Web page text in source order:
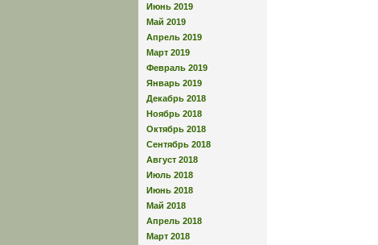
Июнь 2019
Май 2019
Апрель 2019
Март 2019
Февраль 2019
Январь 2019
Декабрь 2018
Ноябрь 2018
Октябрь 2018
Сентябрь 2018
Август 2018
Июль 2018
Июнь 2018
Май 2018
Апрель 2018
Март 2018